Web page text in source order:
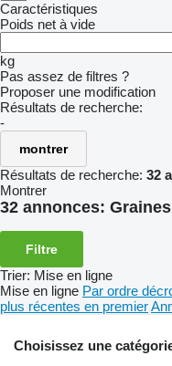
Caractéristiques
Poids net à vide
kg
Pas assez de filtres ?
Proposer une modification
Résultats de recherche:
-
montrer
Résultats de recherche: 32
Montrer
32 annonces:
Filtre
Trier: Mise en ligne
Mise en ligne Par ordre
plus récentes en premier
Choisissez une